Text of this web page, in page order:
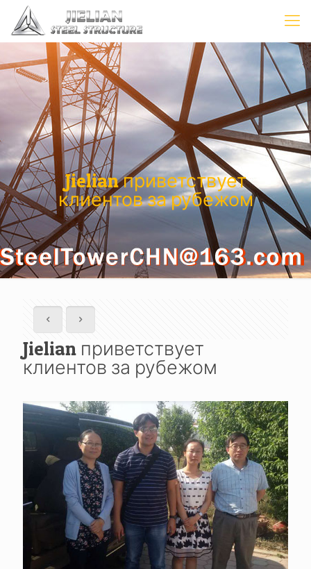
Jielian приветствует
клиентов за рубежом
Jielian приветствует
клиентов за рубежом